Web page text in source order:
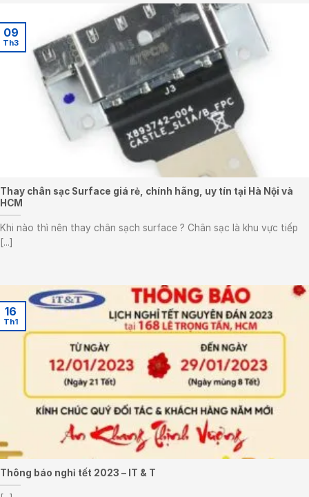
Thay chân sạc Surface giá rẻ, chính hãng, uy tín tại Hà Nội và
HCM
Khi nào thì nên thay chân sạch surface ? Chân sạc là khu vực tiếp
[...]
09
Th3
Thông báo nghỉ tết 2023 – IT & T
16
Th1